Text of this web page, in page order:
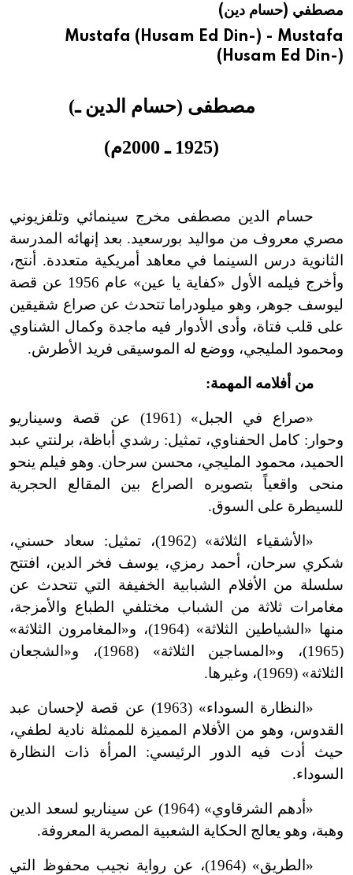
هيئة الموسوعة العربية تطلق موسوعات جديدة في عام 2026
مصطفي (حسام دين)
Mustafa (Husam Ed Din-) - Mustafa
(Husam Ed Din-)
مصطفى (حسام الدين ـ)
(1925 ـ 2000م)
حسام الدين مصطفى مخرج سينمائي وتلفزيوني
مصري معروف من مواليد بورسعيد. بعد إنهائه المدرسة
الثانوية درس السينما في معاهد أمريكية متعددة. أنتج،
وأخرج فيلمه الأول «كفاية يا عين» عام 1956 عن قصة
ليوسف جوهر، وهو ميلودراما تتحدث عن صراع شقيقين
على قلب فتاة، وأدى الأدوار فيه ماجدة وكمال الشناوي
ومحمود المليجي، ووضع له الموسيقى فريد الأطرش.
من أفلامه المهمة:
«صراع في الجبل» (1961) عن قصة وسيناريو
وحوار: كامل الحفناوي، تمثيل: رشدي أباظة، برلنتي عبد
الحميد، محمود المليجي، محسن سرحان. وهو فيلم ينحو
منحى واقعياً بتصويره الصراع بين المقالع الحجرية
للسيطرة على السوق.
«الأشقياء الثلاثة» (1962)، تمثيل: سعاد حسني،
شكري سرحان، أحمد رمزي، يوسف فخر الدين، افتتح
سلسلة من الأفلام الشبابية الخفيفة التي تتحدث عن
مغامرات ثلاثة من الشباب مختلفي الطباع والأمزجة،
منها «الشياطين الثلاثة» (1964)، و«المغامرون الثلاثة»
(1965)، و«المساجين الثلاثة» (1968)، و«الشجعان
الثلاثة» (1969)، وغيرها.
«النظارة السوداء» (1963) عن قصة لإحسان عبد
القدوس، وهو من الأفلام المميزة للممثلة نادية لطفي،
حيث أدت فيه الدور الرئيسي: المرأة ذات النظارة
السوداء.
«أدهم الشرقاوي» (1964) عن سيناريو لسعد الدين
وهبة، وهو يعالج الحكاية الشعبية المصرية المعروفة.
«الطريق» (1964)، عن رواية نجيب محفوظ التي